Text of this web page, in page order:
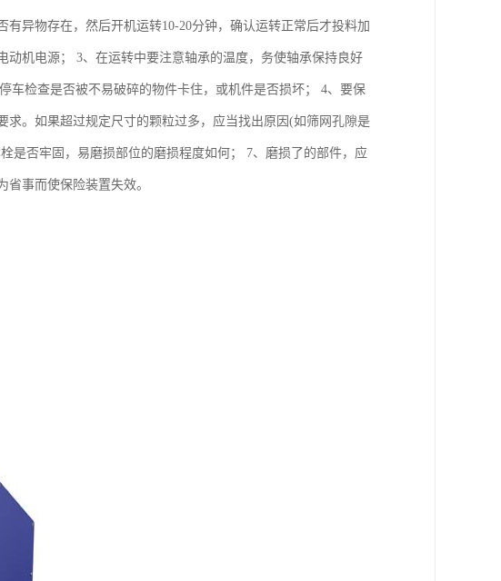
异物存在，然后开机运转10-20分钟，确认运转正常后才投料加
机电源； 3、在运转中要注意轴承的温度，务使轴承保持良好
车检查是否被不易破碎的物件卡住，或机件是否损坏； 4、要保
。如果超过规定尺寸的颗粒过多，应当找出原因(如筛网孔隙是
是否牢固，易磨损部位的磨损程度如何； 7、磨损了的部件，应
事而使保险装置失效。